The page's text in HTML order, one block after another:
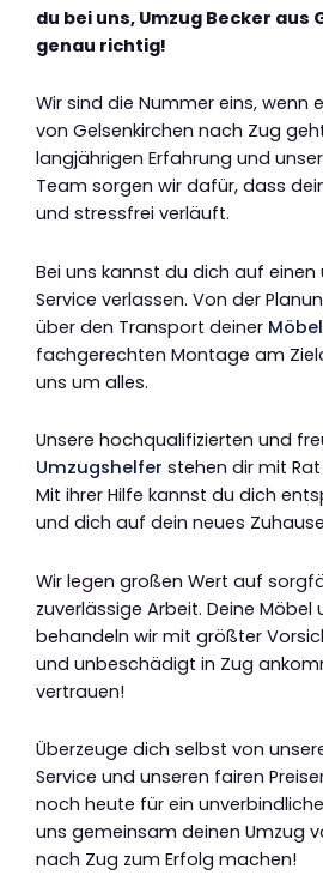
du bei uns, Umzug Becker aus
genau richtig!
Wir sind die Nummer eins, wenn
von Gelsenkirchen nach Zug
langjährigen Erfahrung und
Team sorgen wir dafür, dass
und stressfrei verläuft.
Bei uns kannst du dich auf
Service verlassen. Von der
über den Transport deiner Möbel
fachgerechten Montage am
uns um alles.
Unsere hochqualifizierten und
Umzugshelfer stehen dir mit
Mit ihrer Hilfe kannst du dich
und dich auf dein neues
Wir legen großen Wert auf
zuverlässige Arbeit. Deine Möbel
behandeln wir mit größter
und unbeschädigt in Zug
vertrauen!
Überzeuge dich selbst von
Service und unseren fairen
noch heute für ein
uns gemeinsam deinen Umzug
nach Zug zum Erfolg machen!